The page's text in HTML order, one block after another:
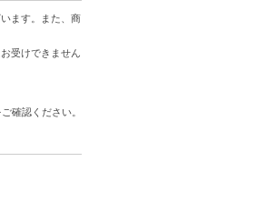
ます。また、商
受けできません
確認ください。